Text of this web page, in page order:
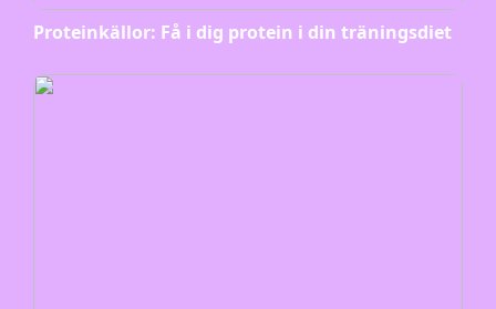
Proteinkällor: Få i dig protein i din träningsdiet